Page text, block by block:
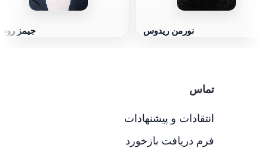
جیمز نورمن ریدوس
تماس
انتقادات و پیشنهادات
فرم دریافت بازخورد